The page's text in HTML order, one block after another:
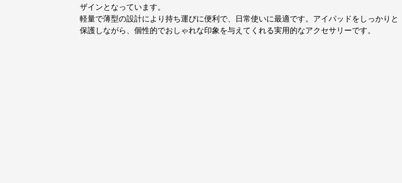
ザインとなっています。
軽量で薄型の設計により持ち運びに便利で、日常使いに最適です。アイパッドをしっかりと
保護しながら、個性的でおしゃれな印象を与えてくれる実用的なアクセサリーです。